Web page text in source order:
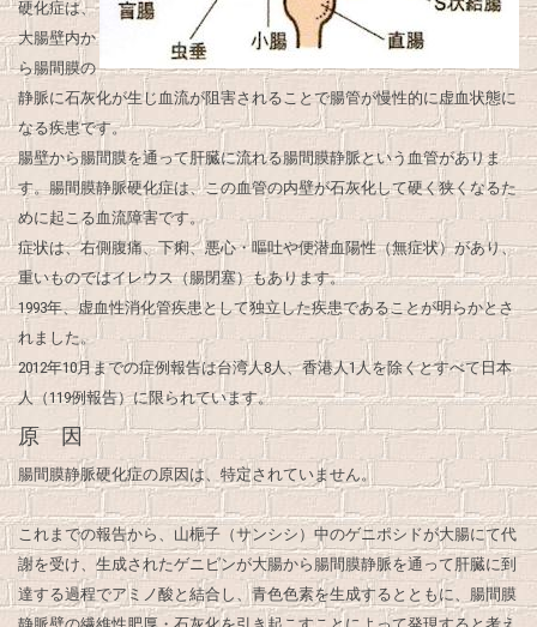
硬化症は、
大腸壁内か
ら腸間膜の
静脈に石灰化が生じ血流が阻害されることで腸管が慢性的に虚血状態に
なる疾患です。
腸壁から腸間膜を通って肝臓に流れる腸間膜静脈という血管がありま
す。腸間膜静脈硬化症は、この血管の内壁が石灰化して硬く狭くなるた
めに起こる血流障害です。
症状は、右側腹痛、下痢、悪心・嘔吐や便潜血陽性（無症状）があり、
重いものではイレウス（腸閉塞）もあります。
1993年、虚血性消化管疾患として独立した疾患であることが明らかとさ
れました。
2012年10月までの症例報告は台湾人8人、香港人1人を除くとすべて日本
人（119例報告）に限られています。
原 因
腸間膜静脈硬化症の原因は、特定されていません。
これまでの報告から、山梔子（サンシシ）中のゲニポシドが大腸にて代
謝を受け、生成されたゲニピンが大腸から腸間膜静脈を通って肝臓に到
達する過程でアミノ酸と結合し、青色色素を生成するとともに、腸間膜